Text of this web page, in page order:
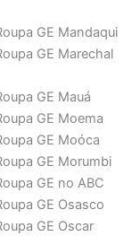
GE Mandaqui
GE Marechal
GE Mauá
GE Moema
GE Moóca
GE Morumbi
GE no ABC
GE Osasco
GE Oscar